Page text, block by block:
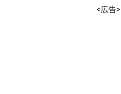
<広告>